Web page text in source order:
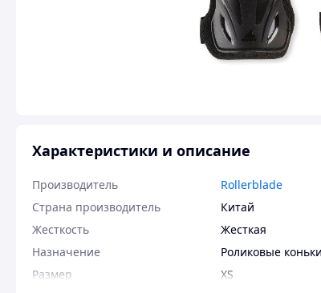
Характеристики и описание
Производитель
Rollerblade
Страна производитель
Китай
Жесткость
Жесткая
Назначение
Роликовые коньки
Размер
XS